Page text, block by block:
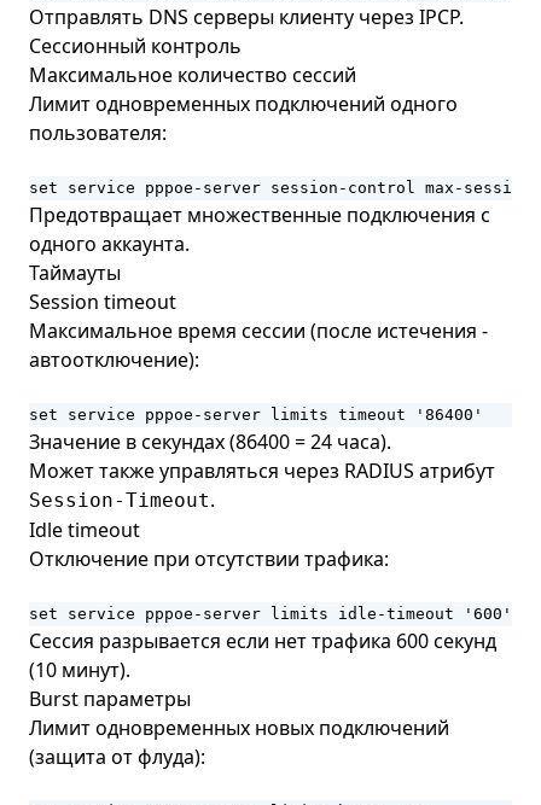
Отправлять DNS серверы клиенту через IPCP.
Сессионный контроль
Максимальное количество сессий
Лимит одновременных подключений одного
пользователя:
set service pppoe-server session-control max-
Предотвращает множественные подключения с
одного аккаунта.
Таймауты
Session timeout
Максимальное время сессии (после истечения -
автоотключение):
set service pppoe-server limits timeout '86400'
Значение в секундах (86400 = 24 часа).
Может также управляться через RADIUS атрибут
Session-Timeout.
Idle timeout
Отключение при отсутствии трафика:
set service pppoe-server limits idle-timeout '600'
Сессия разрывается если нет трафика 600 секунд
(10 минут).
Burst параметры
Лимит одновременных новых подключений
(защита от флуда):